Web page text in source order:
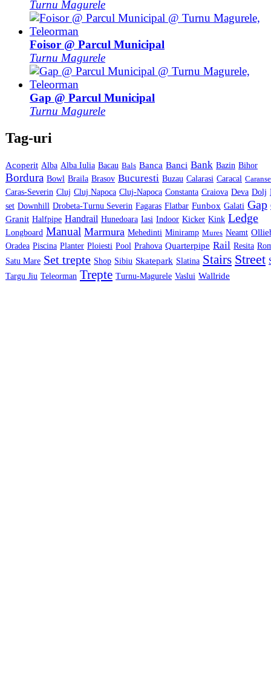
Turnu Magurele
Foisor @ Parcul Municipal
Turnu Magurele
Gap @ Parcul Municipal
Turnu Magurele
Tag-uri
Acoperit Alba Alba Iulia Bacau Bals Banca Banci Bank Bazin Bihor
Bordura Bowl Braila Brasov Bucuresti Buzau Calarasi Caracal
Caras-Severin Cluj Cluj Napoca Cluj-Napoca Constanta Craiova Deva Dolj
set Downhill Drobeta-Turnu Severin Fagaras Flatbar Funbox Galati Gap
Granit Halfpipe Handrail Hunedoara Iasi Indoor Kicker Kink Ledge
Longboard Manual Marmura Mehedinti Miniramp Mures Neamt
Oradea Piscina Planter Ploiesti Pool Prahova Quarterpipe Rail Resita
Satu Mare Set trepte Shop Sibiu Skatepark Slatina Stairs Street
Targu Jiu Teleorman Trepte Turnu-Magurele Vaslui Wallride